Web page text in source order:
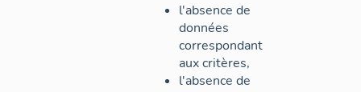
l'absence de
données
correspondant
aux critères,
l'absence de